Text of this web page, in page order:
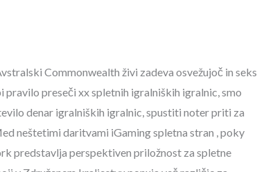
Commonwealth živi zadeva osvežujoč in seks
preseči xx spletnih igralniških igralnic, smo
denar igralniških igralnic, spustiti noter priti za
neštetimi daritvami iGaming spletna stran , poky
predstavlja perspektiven priložnost za spletne